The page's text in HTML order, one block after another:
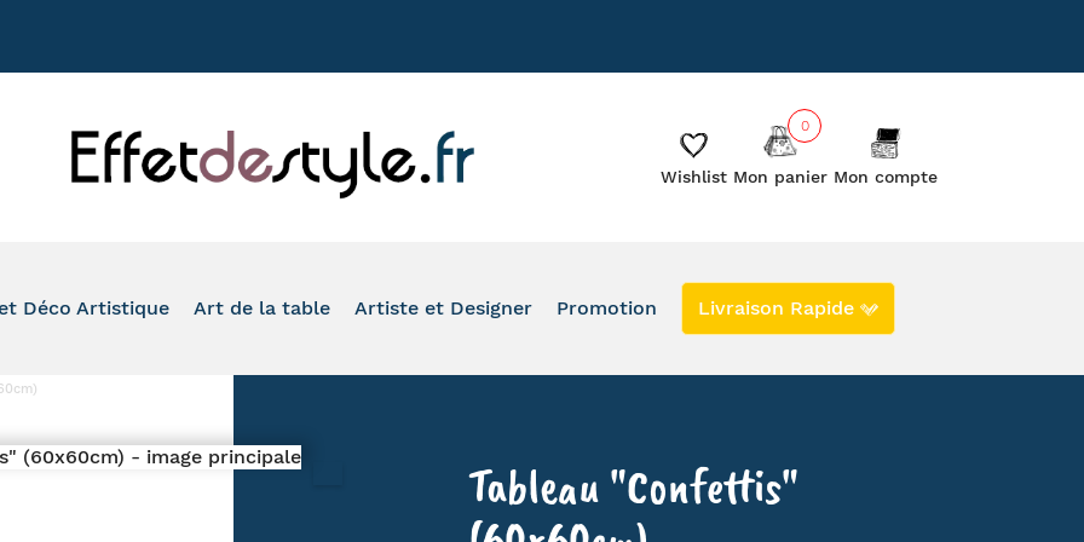
Wishlist Mon panier
0
Mon compte
Déco Artistique
PHOTOPHORE
SALLE DE BAIN ET WC
Art de la table
VERRE ET FLÛTE
ASSIETTE ET PLAT DE PRÉSENTATION
Artiste et Designer
HINZ & KUNST
SERIE GOLO
Promotion Livraison Rapide
Tableau "Confettis"